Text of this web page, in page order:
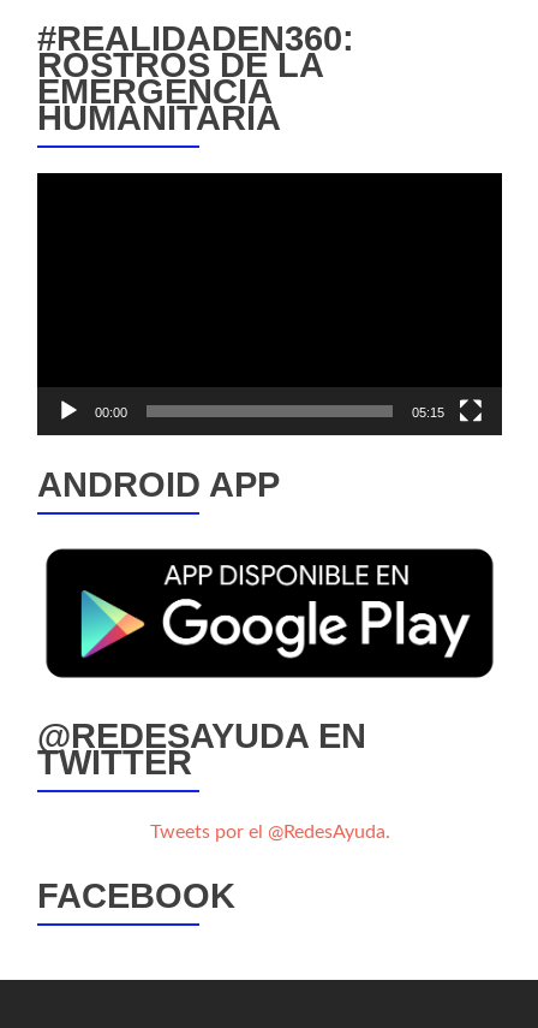
#REALIDADEN360:
ROSTROS DE LA
EMERGENCIA
HUMANITARIA
00:00 05:15
ANDROID APP
@REDESAYUDA EN
TWITTER
Tweets por el @RedesAyuda.
FACEBOOK